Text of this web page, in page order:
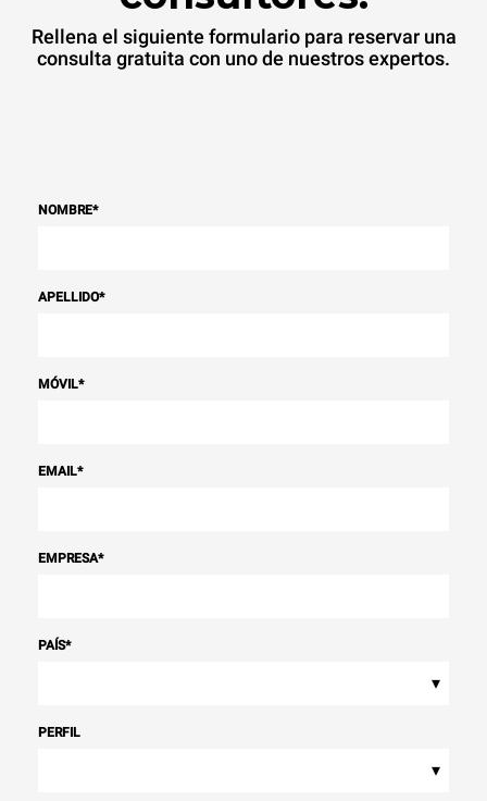
Rellena el siguiente formulario para reservar una
consulta gratuita con uno de nuestros expertos.
NOMBRE*
APELLIDO*
MÓVIL*
EMAIL*
EMPRESA*
PAÍS*
▾
PERFIL
▾